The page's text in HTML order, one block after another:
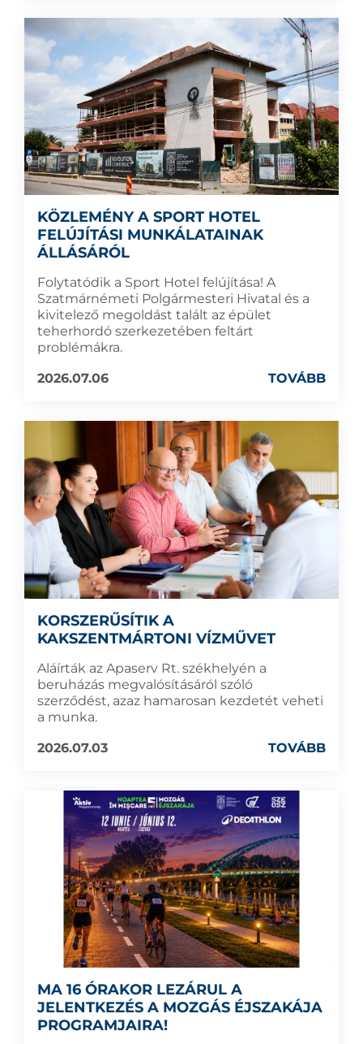
KÖZLEMÉNY A SPORT HOTEL
FELÚJÍTÁSI MUNKÁLATAINAK
ÁLLÁSÁRÓL
Folytatódik a Sport Hotel felújítása! A
Szatmárnémeti Polgármesteri Hivatal és a
kivitelező megoldást talált az épület
teherhordó szerkezetében feltárt
problémákra.
2026.07.06
TOVÁBB
KORSZERŰSÍTIK A
KAKSZENTMÁRTONI VÍZMŰVET
Aláírták az Apaserv Rt. székhelyén a
beruházás megvalósításáról szóló
szerződést, azaz hamarosan kezdetét veheti
a munka.
2026.07.03
TOVÁBB
MA 16 ÓRAKOR LEZÁRUL A
JELENTKEZÉS A MOZGÁS ÉJSZAKÁJA
PROGRAMJAIRA!